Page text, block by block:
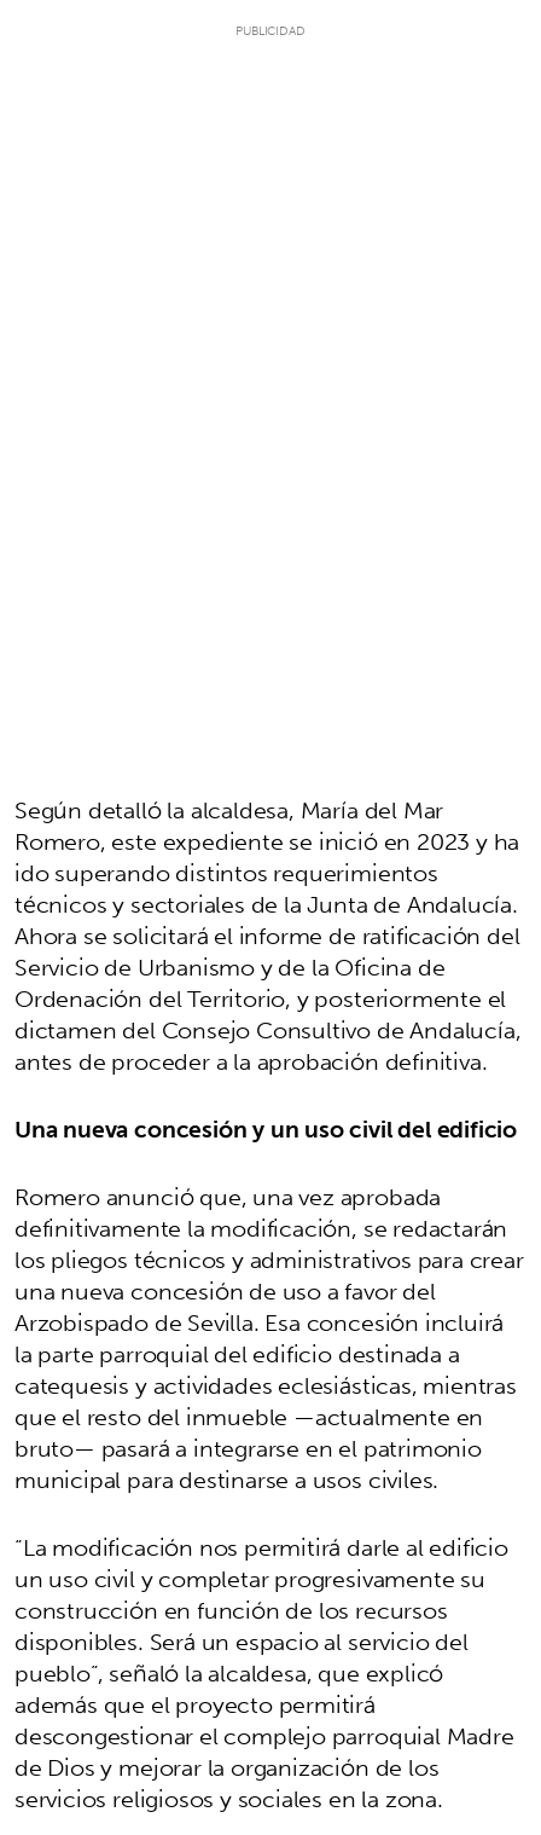
Según detalló la alcaldesa, María del Mar
Romero, este expediente se inició en 2023 y ha
ido superando distintos requerimientos
técnicos y sectoriales de la Junta de Andalucía.
Ahora se solicitará el informe de ratificación del
Servicio de Urbanismo y de la Oficina de
Ordenación del Territorio, y posteriormente el
dictamen del Consejo Consultivo de Andalucía,
antes de proceder a la aprobación definitiva.
Una nueva concesión y un uso civil del edificio
Romero anunció que, una vez aprobada
definitivamente la modificación, se redactarán
los pliegos técnicos y administrativos para crear
una nueva concesión de uso a favor del
Arzobispado de Sevilla. Esa concesión incluirá
la parte parroquial del edificio destinada a
catequesis y actividades eclesiásticas, mientras
que el resto del inmueble —actualmente en
bruto— pasará a integrarse en el patrimonio
municipal para destinarse a usos civiles.
“La modificación nos permitirá darle al edificio
un uso civil y completar progresivamente su
construcción en función de los recursos
disponibles. Será un espacio al servicio del
pueblo”, señaló la alcaldesa, que explicó
además que el proyecto permitirá
descongestionar el complejo parroquial Madre
de Dios y mejorar la organización de los
servicios religiosos y sociales en la zona.